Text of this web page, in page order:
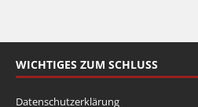
WICHTIGES ZUM SCHLUSS
Datenschutzerklärung